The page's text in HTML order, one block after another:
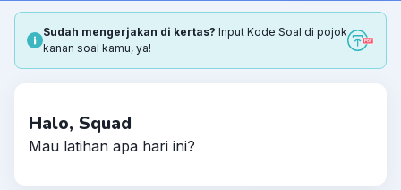
Sudah mengerjakan di kertas? Input Kode Soal di pojok
kanan soal kamu, ya!
Halo, Squad
Mau latihan apa hari ini?